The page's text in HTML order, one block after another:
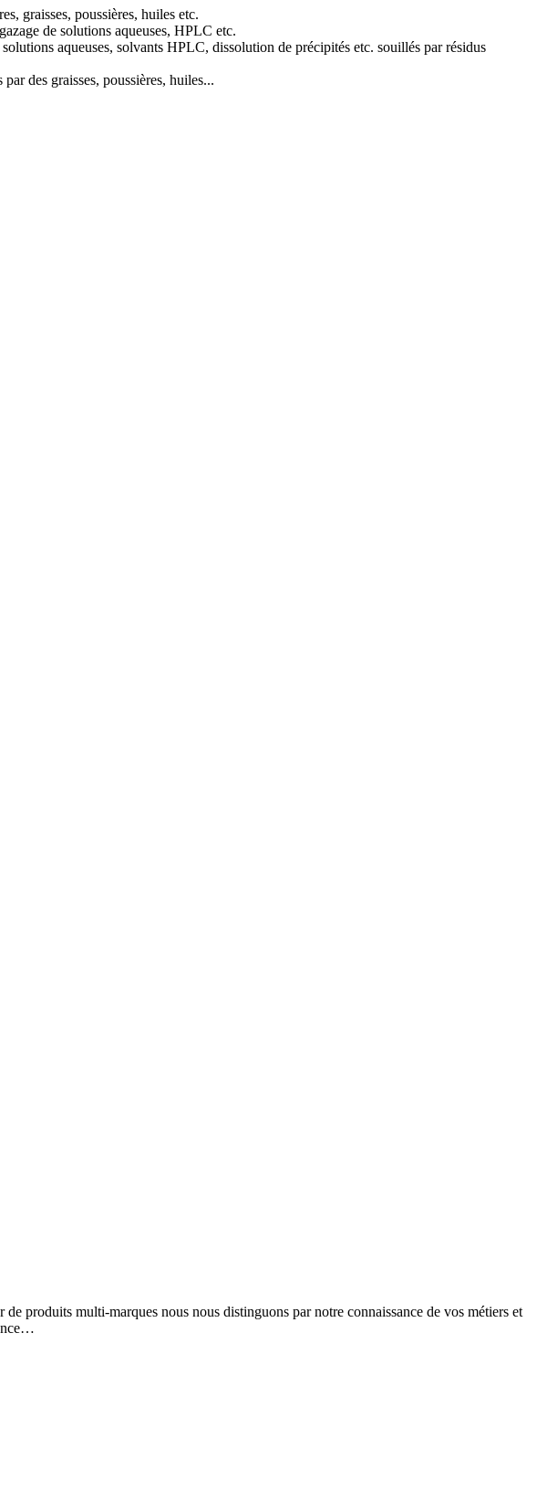
graisses, poussières, huiles etc.
de solutions aqueuses, HPLC etc.
aqueuses, solvants HPLC, dissolution de précipités etc. souillés par résidus
des graisses, poussières, huiles...
produits multi-marques nous nous distinguons par notre connaissance de vos métiers et